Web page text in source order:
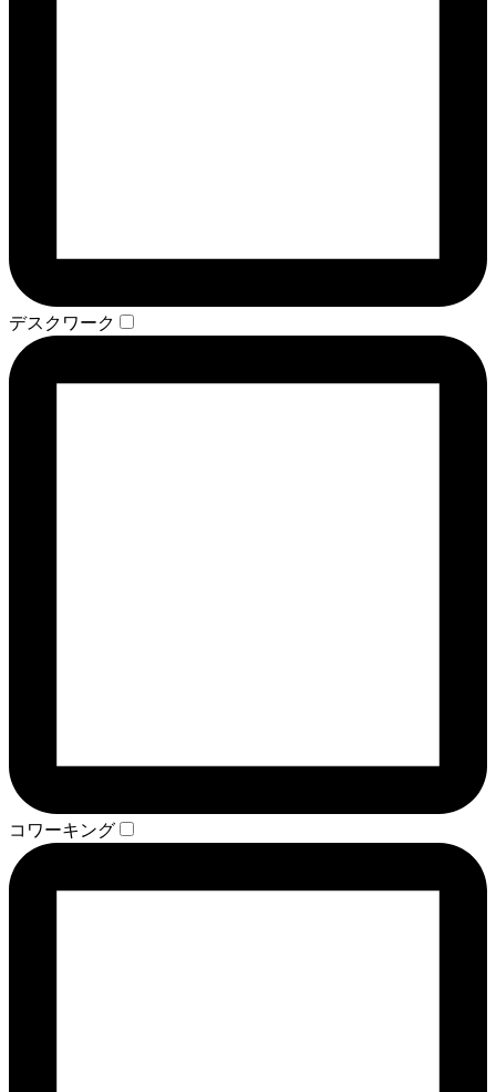
デスクワーク
コワーキング